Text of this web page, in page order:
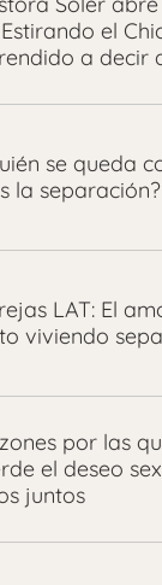
el
a decir
se queda
la separación?
LAT: El
viviendo
por las
el deseo
juntos